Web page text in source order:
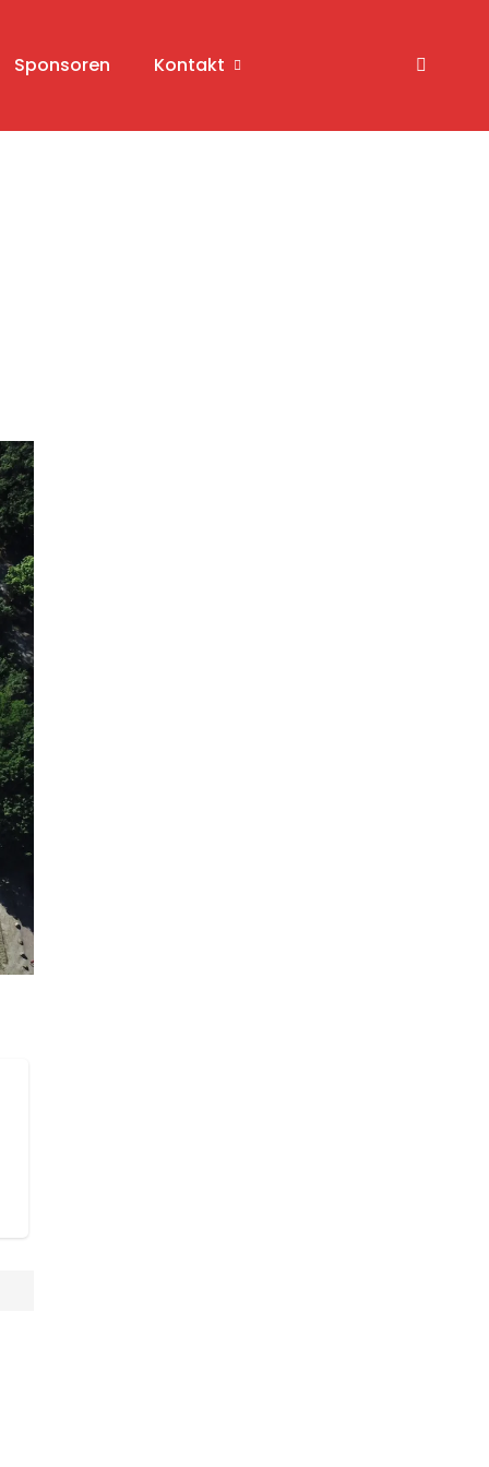
Sponsoren Kontakt